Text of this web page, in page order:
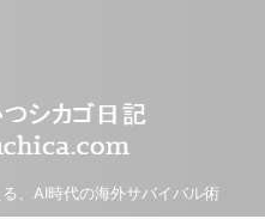
、AI時代の海外サバイバル術